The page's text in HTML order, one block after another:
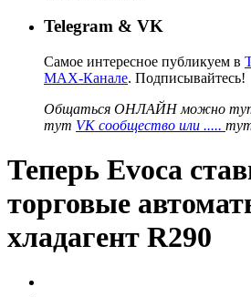
Telegram & VK
Самое интересное публикуем в
MAX-Канале. Подписывайтесь!
Общаться ОНЛАЙН можно
тут VK сообщество или .....
Теперь Evoca
торговые
хладагент R290